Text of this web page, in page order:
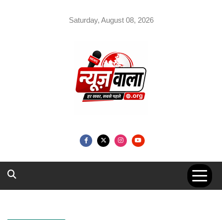
Saturday, August 08, 2026